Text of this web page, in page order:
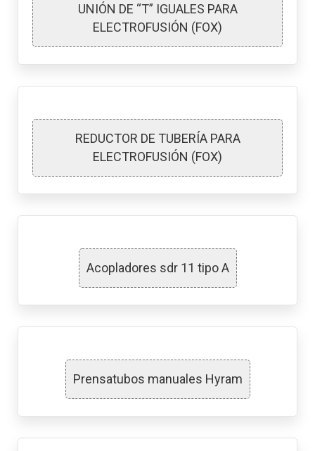
UNIÓN DE “T” IGUALES PARA
ELECTROFUSIÓN (FOX)
REDUCTOR DE TUBERÍA PARA
ELECTROFUSIÓN (FOX)
Acopladores sdr 11 tipo A
Prensatubos manuales Hyram